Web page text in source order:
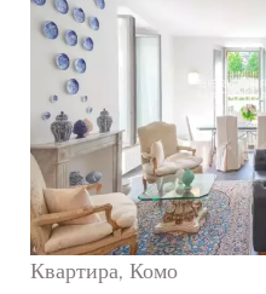
Квартира, Комо